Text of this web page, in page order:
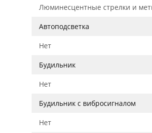
Люминесцентные стрелки и
Автоподсветка
Нет
Будильник
Нет
Будильник с вибросигналом
Нет